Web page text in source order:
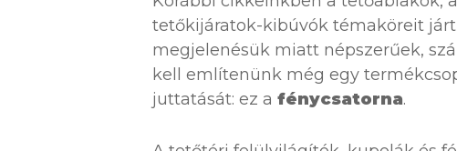
tetőkijáratok-kibúvók témaköreit
megjelenésük miatt népszerűek,
kell említenünk még egy
juttatását: ez a fénycsatorna.